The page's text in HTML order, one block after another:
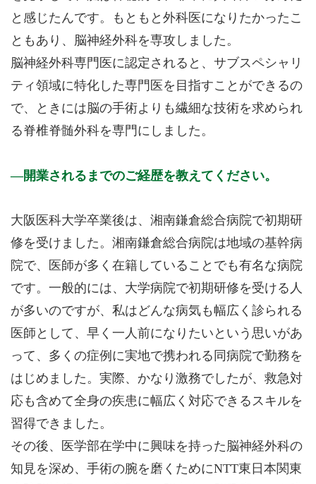
と感じたんです。もともと外科医になりたかったこ
ともあり、脳神経外科を専攻しました。
脳神経外科専門医に認定されると、サブスペシャリ
ティ領域に特化した専門医を目指すことができるの
で、ときには脳の手術よりも繊細な技術を求められ
る脊椎脊髄外科を専門にしました。
開業されるまでのご経歴を教えてください。
大阪医科大学卒業後は、湘南鎌倉総合病院で初期研
修を受けました。湘南鎌倉総合病院は地域の基幹病
院で、医師が多く在籍していることでも有名な病院
です。一般的には、大学病院で初期研修を受ける人
が多いのですが、私はどんな病気も幅広く診られる
医師として、早く一人前になりたいという思いがあ
って、多くの症例に実地で携われる同病院で勤務を
はじめました。実際、かなり激務でしたが、救急対
応も含めて全身の疾患に幅広く対応できるスキルを
習得できました。
その後、医学部在学中に興味を持った脳神経外科の
知見を深め、手術の腕を磨くためにNTT東日本関東